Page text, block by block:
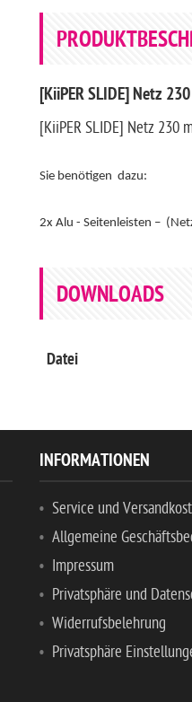
[KiiPER SLIDE] Netz
[KiiPER SLIDE] Netz 230
Sie benötigen dazu:
2x Alu - Seitenleisten –
DOWNLOADS
Datei
INFORMATIONEN
Service und
Allgemeine
Impressum
Privatsphäre und
Widerrufsbelehrung
Privatsphäre